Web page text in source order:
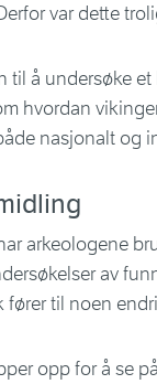
var dette
til å undersøke
hvordan
nasjonalt og
arkeologene
av
til noen
opp for å se